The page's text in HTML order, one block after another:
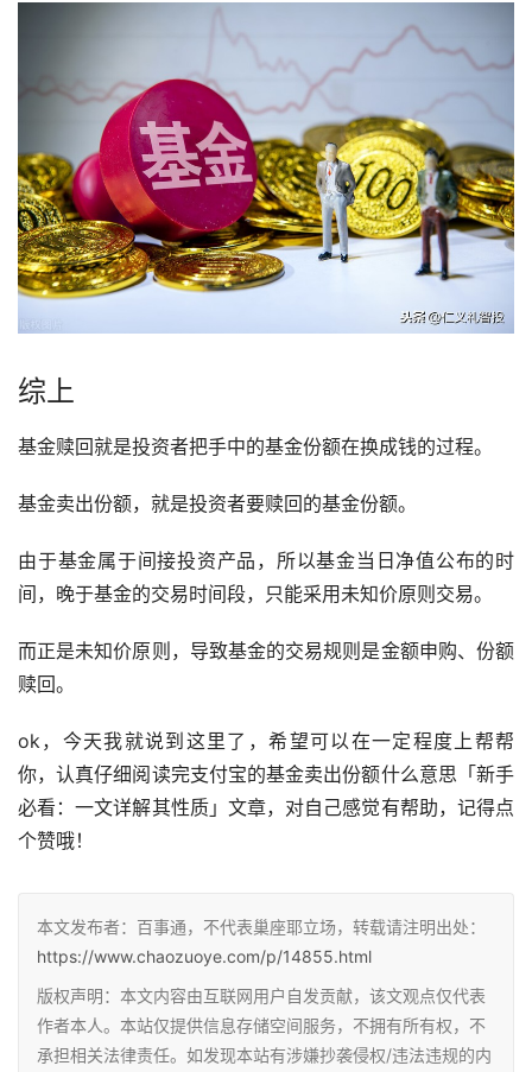
综上
基金赎回就是投资者把手中的基金份额在换成钱的过程。
基金卖出份额，就是投资者要赎回的基金份额。
由于基金属于间接投资产品，所以基金当日净值公布的时
间，晚于基金的交易时间段，只能采用未知价原则交易。
而正是未知价原则，导致基金的交易规则是金额申购、份额
赎回。
ok，今天我就说到这里了，希望可以在一定程度上帮帮
你，认真仔细阅读完支付宝的基金卖出份额什么意思「新手
必看：一文详解其性质」文章，对自己感觉有帮助，记得点
个赞哦！
本文发布者：百事通，不代表巢座耶立场，转载请注明出处：
https://www.chaozuoye.com/p/14855.html
版权声明：本文内容由互联网用户自发贡献，该文观点仅代表
作者本人。本站仅提供信息存储空间服务，不拥有所有权，不
承担相关法律责任。如发现本站有涉嫌抄袭侵权/违法违规的内